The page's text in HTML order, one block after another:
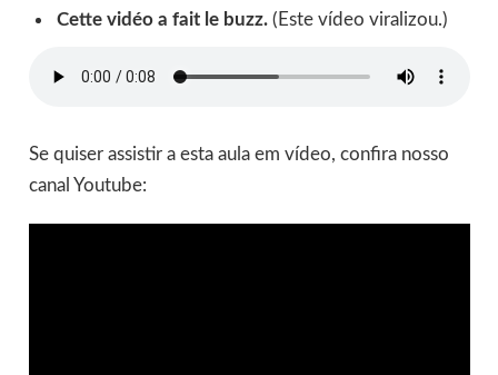
Cette vidéo a fait le buzz.(Este vídeo viralizou.)
Se quiser assistir a esta aula em vídeo, confira nosso
canal Youtube: